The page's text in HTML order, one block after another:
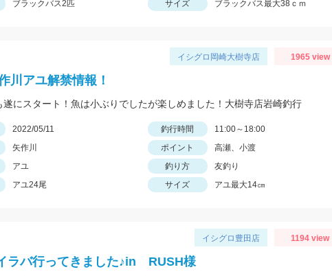
ブラックバス2匹 サイズ ブラックバス最大38ｃｍ
イシグロ岡崎大樹寺店 1965 view
川アユ解禁情報！
遂にスタート！魚は小ぶりでしたが楽しめました！大樹寺店岩崎釣行
2022/05/11 釣行時間
11:00～18:00
矢作川 ポイント
高瀬、小渡
アユ 釣り方
友釣り
アユ24尾 サイズ アユ最大14㎝
イシグロ豊田店 1194 view
ラバ行ってきました♪in RUSH様